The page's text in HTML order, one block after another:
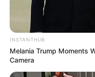
INSTANTHUB
Melania Trump Moments
Camera